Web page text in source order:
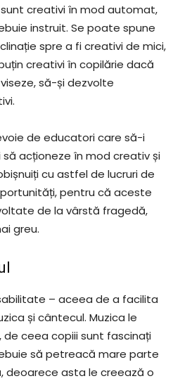
creativi în mod automat,
instruit. Se poate spune
spre a fi creativi de mici,
creativi în copilărie dacă
să-și dezvolte
de educatori care să-i
acționeze în mod creativ și
cu astfel de lucruri de
pentru că aceste
de la vârstă fragedă,
greu.
– aceea de a facilita
și cântecul. Muzica le
ceea copiii sunt fascinați
să petreacă mare parte
deoarece asta le creează o